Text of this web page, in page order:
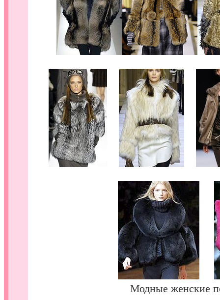
....
.....
Модные женские